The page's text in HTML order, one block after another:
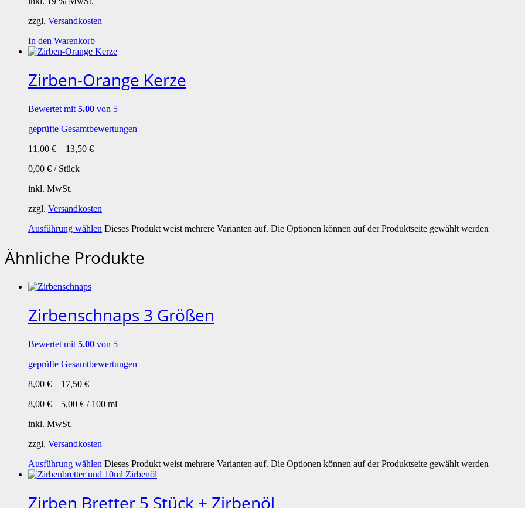
zzgl. Versandkosten
In den Warenkorb
Zirben-Orange Kerze
Bewertet mit5.00 von 5
geprüfte Gesamtbewertungen
11,00 € – 13,50 €
0,00 € / Stück
inkl. MwSt.
zzgl. Versandkosten
Ausführung wählen Dieses Produkt weist mehrere Varianten auf. Die Optionen können auf der Produktseite gewählt werden
Ähnliche Produkte
Zirbenschnaps 3 Größen
Bewertet mit 5.00 von 5
geprüfte Gesamtbewertungen
8,00 € – 17,50 €
8,00 € – 5,00 € / 100 ml
inkl. MwSt.
zzgl. Versandkosten
Ausführung wählen Dieses Produkt weist mehrere Varianten auf. Die Optionen können auf der Produktseite gewählt werden
Zirben Bretter 5 Stück + Zirbenöl